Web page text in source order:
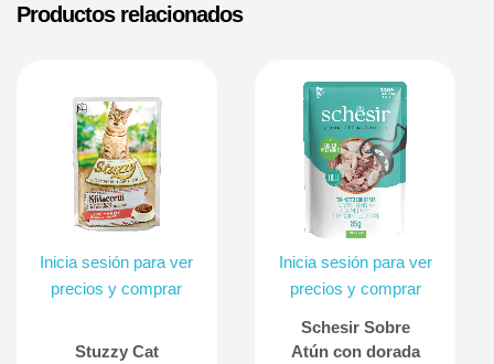
Productos relacionados
Inicia sesión para ver
precios y comprar
Stuzzy Cat
Inicia sesión para ver
precios y comprar
Schesir Sobre
Atún con dorada